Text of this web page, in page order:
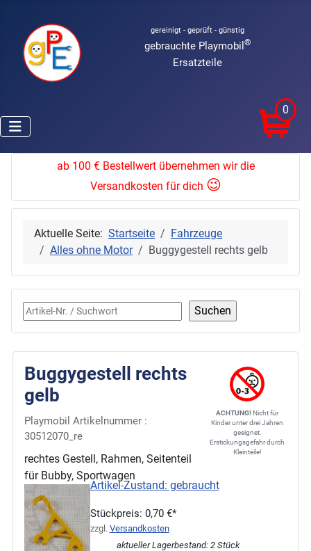
gereinigt - geprüft - günstig
gebrauchte Playmobil®
Ersatzteile
0
ab 100 € Bestellwert übernehmen wir die
Versandkosten für dich 😉
Aktuelle Seite: Startseite
Fahrzeuge
Alles ohne Motor
Buggygestell rechts gelb
Buggygestell rechts
gelb
Playmobil Artikelnummer :
30512070_re
rechtes Gestell, Rahmen, Seitenteil
für Bubby, Sportwagen
ACHTUNG! Nicht für
Kinder unter drei Jahren
geeignet.
Erstickungsgefahr durch
Kleinteile!
Artikel-Zustand: gebraucht
Stückpreis: 0,70 €*
zzgl. Versandkosten
aktueller Lagerbestand: 2 Stück